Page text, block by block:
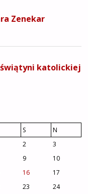
S
N
2
3
9
10
16
17
23
24